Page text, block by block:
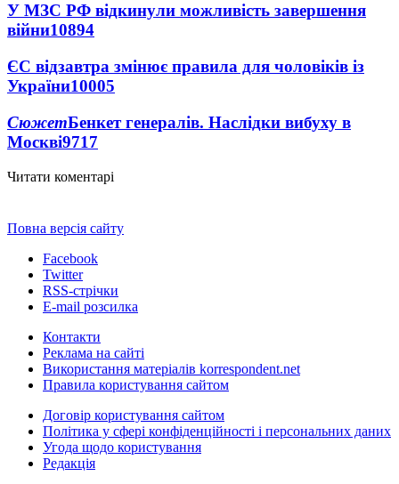
У МЗС РФ відкинули можливість завершення
війни10894
ЄС відзавтра змінює правила для чоловіків із
України10005
СюжетБенкет генералів. Наслідки вибуху в
Москві9717
Читати коментарі
Повна версія сайту
Facebook
Twitter
RSS-стрічки
E-mail розсилка
Контакти
Реклама на сайті
Використання матеріалів korrespondent.net
Правила користування сайтом
Договір користування сайтом
Політика у сфері конфіденційності і персональних даних
Угода щодо користування
Редакція